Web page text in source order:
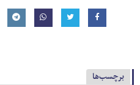
برچسب‌ها